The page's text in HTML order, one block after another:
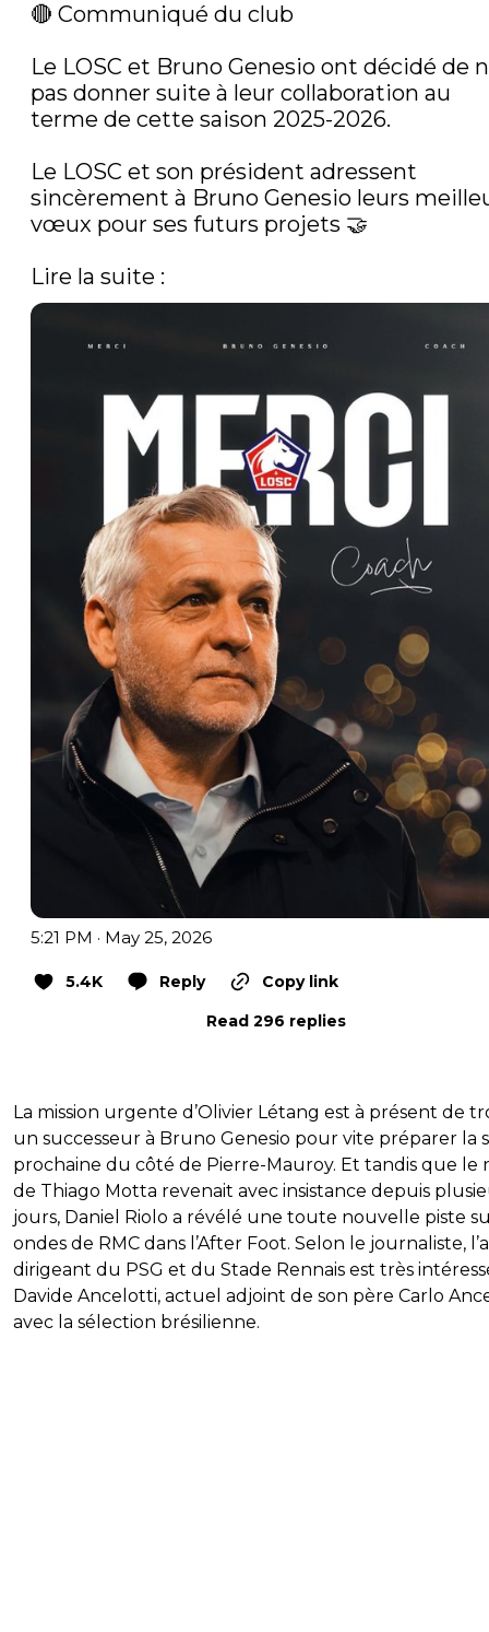
🔴 Communiqué du club
Le LOSC et Bruno Genesio ont décidé de
pas donner suite à leur collaboration au
terme de cette saison 2025-2026.
Le LOSC et son président adressent
sincèrement à Bruno Genesio leurs
vœux pour ses futurs projets 🤝
Lire la suite :
5:21 PM · May 25, 2026
5.4K Reply
Copy link
Read 296 replies
La mission urgente d’Olivier Létang est à présent de
un successeur à Bruno Genesio pour vite préparer la
prochaine du côté de Pierre-Mauroy. Et tandis que le
de Thiago Motta revenait avec insistance depuis
jours, Daniel Riolo a révélé une toute nouvelle piste
ondes de RMC dans l’After Foot. Selon le journaliste,
dirigeant du PSG et du Stade Rennais est très
Davide Ancelotti, actuel adjoint de son père Carlo
avec la sélection brésilienne.